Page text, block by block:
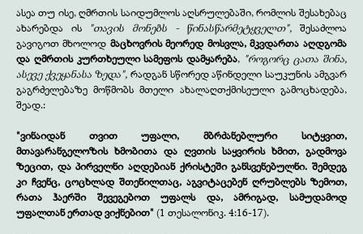
ასეა თუ ისე, ღმრთის საიდუმლოს აღსრულებაში, რომლის შესახებაც
ახარებდა ის "თავის მონებს - წინასწარმეტყველთ", შესაძლოა
გავიგოთ მხოლოდ მაცხოვრის მეორედ მოსვლა, მკვდართა აღდგომა
და ღმრთის კურთხეული სამეფოს დამყარება, "როგორც ცათა შინა,
ასევე ქვეყანასა ზედა", რადგან სწორედ აწინდელი საუკუნის ამგვარ
გაგრძელებაზე მოწმობს მთელი ახალაღთქმისეული გამოცხადება,
შეად.:
"ვინაიდან თვით უფალი, მბრძანებლური სიტყვით,
მთავარანგელოზის ხმობითა და ღვთის საყვირის ხმით, გადმოვა
ზეცით, და პირველნი აღდებიან ქრისტეში განსვენებულნი. შემდეგ
კი ჩვენც, ცოცხლად შთენილთაც, აგვიტაცებენ ღრუბლებს ზემოთ,
რათა ჰაერში შევეგებოთ უფალს და, ამრიგად, სამუდამოდ
უფალთან ერთად ვიქნებით" (1 თესალონიკ. 4:16-17).